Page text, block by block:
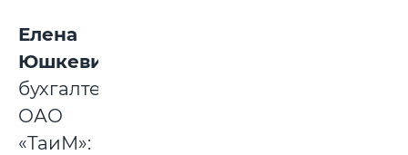
Елена
Юшкевич,
бухгалтер
ОАО
«ТаиМ»: